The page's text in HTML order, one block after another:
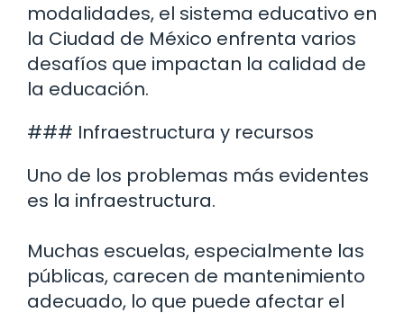
modalidades, el sistema educativo en
la Ciudad de México enfrenta varios
desafíos que impactan la calidad de
la educación.
### Infraestructura y recursos
Uno de los problemas más evidentes
es la infraestructura.
Muchas escuelas, especialmente las
públicas, carecen de mantenimiento
adecuado, lo que puede afectar el